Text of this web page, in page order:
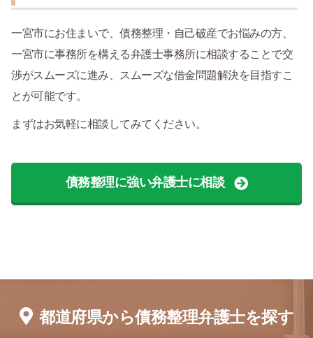
一宮市にお住まいで、債務整理・自己破産でお悩みの方、
一宮市に事務所を構える弁護士事務所に相談することで交
渉がスムーズに進み、スムーズな借金問題解決を目指すこ
とが可能です。
まずはお気軽に相談してみてください。
債務整理に強い弁護士に相談
都道府県から債務整理弁護士を探す